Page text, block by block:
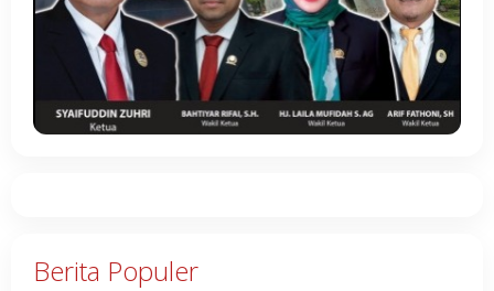
Berita Populer